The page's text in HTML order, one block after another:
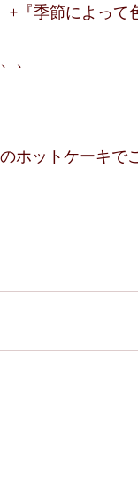
『季節によって
、
ホットケーキで